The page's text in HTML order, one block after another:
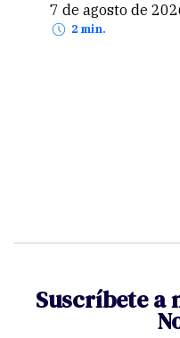
7 de agosto de
2 min.
Suscríbete a